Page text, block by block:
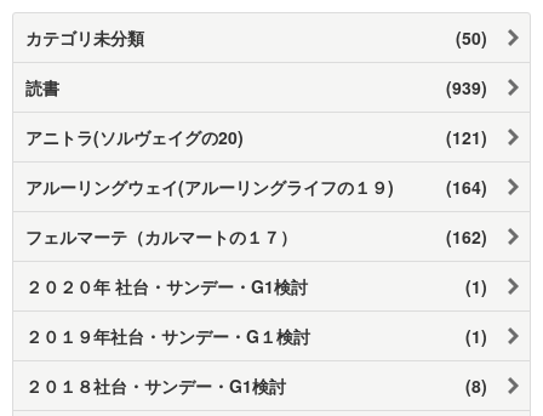
カテゴリ未分類 (50)
読書 (939)
アニトラ(ソルヴェイグの20) (121)
アルーリングウェイ(アルーリングライフの１９) (164)
フェルマーテ（カルマートの１７） (162)
２０２０年 社台・サンデー・G1検討 (1)
２０１９年社台・サンデー・G１検討 (1)
２０１８社台・サンデー・G1検討 (8)